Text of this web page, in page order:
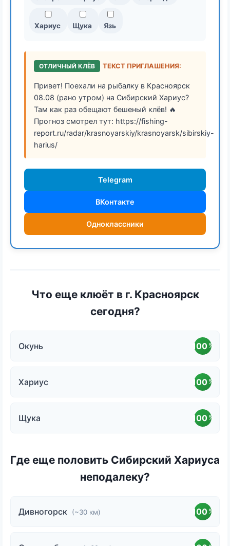
Хариус Щука Язь
ОТЛИЧНЫЙ КЛЁВ ТЕКСТ ПРИГЛАШЕНИЯ:
Привет! Поехали на рыбалку в Красноярск
08.08 (рано утром) на Сибирский Хариус?
Там как раз обещают бешеный клёв! 🔥
Прогноз смотрел тут: https://fishing-
report.ru/radar/krasnoyarskiy/krasnoyarsk/sibirskiy-
harius/
Telegram
ВКонтакте
Одноклассники
Что еще клюёт в г. Красноярск
сегодня?
Окунь 100 %
Хариус 100 %
Щука 100 %
Где еще половить Сибирский Хариуса
неподалеку?
Дивногорск (~30 км) 100 %